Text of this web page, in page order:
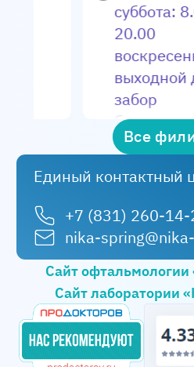
—
суббота:
20.00
выходной
забор
пн, ср, пт:
вт, чт, сб:
14.00
Все
Единый контактный
+7 (831) 260-14-
nika-
Сайт
Сайт лаборатории